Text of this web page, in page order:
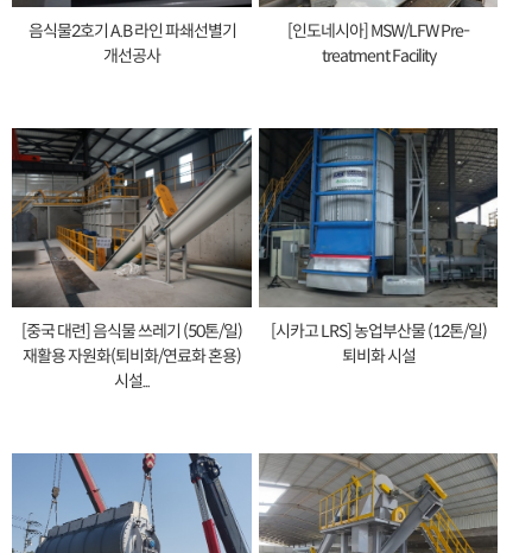
음식물2호기 A.B 라인 파쇄선별기
개선공사
[인도네시아] MSW/LFW Pre-
treatment Facility
[중국 대련] 음식물 쓰레기 (50톤/일)
재활용 자원화(퇴비화/연료화 혼용)
시설...
[시카고 LRS] 농업부산물 (12톤/일)
퇴비화 시설